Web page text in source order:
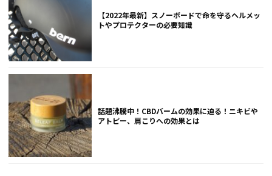
【2022年最新】スノーボードで命を守るヘルメッ
トやプロテクターの必要知識
話題沸騰中！CBDバームの効果に迫る！ニキビや
アトピー、肩こりへの効果とは